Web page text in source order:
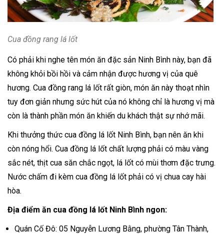
Cua đồng rang lá lốt
Có phải khi nghe tên món ăn đặc sản Ninh Bình này, bạn đã
không khỏi bồi hồi và cảm nhận được hương vị của quê
hương. Cua đồng rang lá lốt rất giòn, món ăn này thoạt nhìn
tuy đơn giản nhưng sức hút của nó không chỉ là hương vị mà
còn là thành phần món ăn khiến du khách thật sự nhớ mãi.
Khi thưởng thức cua đồng lá lốt Ninh Bình, bạn nên ăn khi
còn nóng hổi. Cua đồng lá lốt chất lượng phải có màu vàng
sắc nét, thịt cua săn chắc ngọt, lá lốt có mùi thơm đặc trưng.
Nước chấm đi kèm cua đồng lá lốt phải có vị chua cay hài
hòa.
Địa điểm ăn cua đồng lá lốt Ninh Bình ngon:
Quán Cố Đô: 05 Nguyễn Lương Bằng, phường Tân Thành,